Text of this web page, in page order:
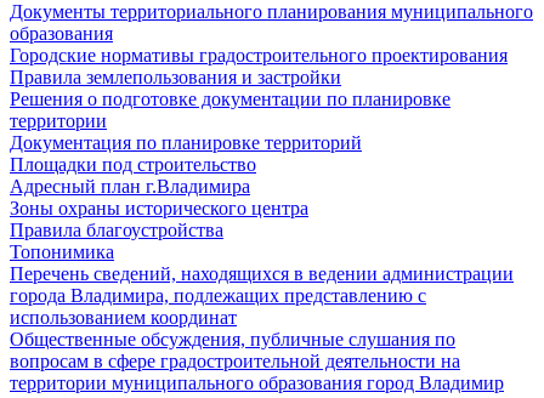
Документы территориального планирования муниципального
образования
Городские нормативы градостроительного проектирования
Правила землепользования и застройки
Решения о подготовке документации по планировке
территории
Документация по планировке территорий
Площадки под строительство
Адресный план г.Владимира
Зоны охраны исторического центра
Правила благоустройства
Топонимика
Перечень сведений, находящихся в ведении администрации
города Владимира, подлежащих представлению с
использованием координат
Общественные обсуждения, публичные слушания по
вопросам в сфере градостроительной деятельности на
территории муниципального образования город Владимир